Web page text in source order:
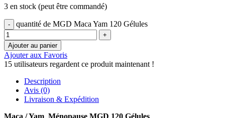
3 en stock (peut être commandé)
quantité de MGD Maca Yam 120 Gélules
Ajouter au panier
Ajouter aux Favoris
15 utilisateurs regardent ce produit maintenant !
Description
Avis (0)
Livraison & Expédition
Maca / Yam Ménopause MGD 120 Gélules